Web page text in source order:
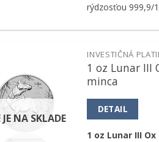
rýdzosťou 999,9/
Pridať k
obľúbeným
JE NA SKLADE
INVESTIČNÁ
1 oz Lunar III
minca
DETAIL
1 oz Lunar III